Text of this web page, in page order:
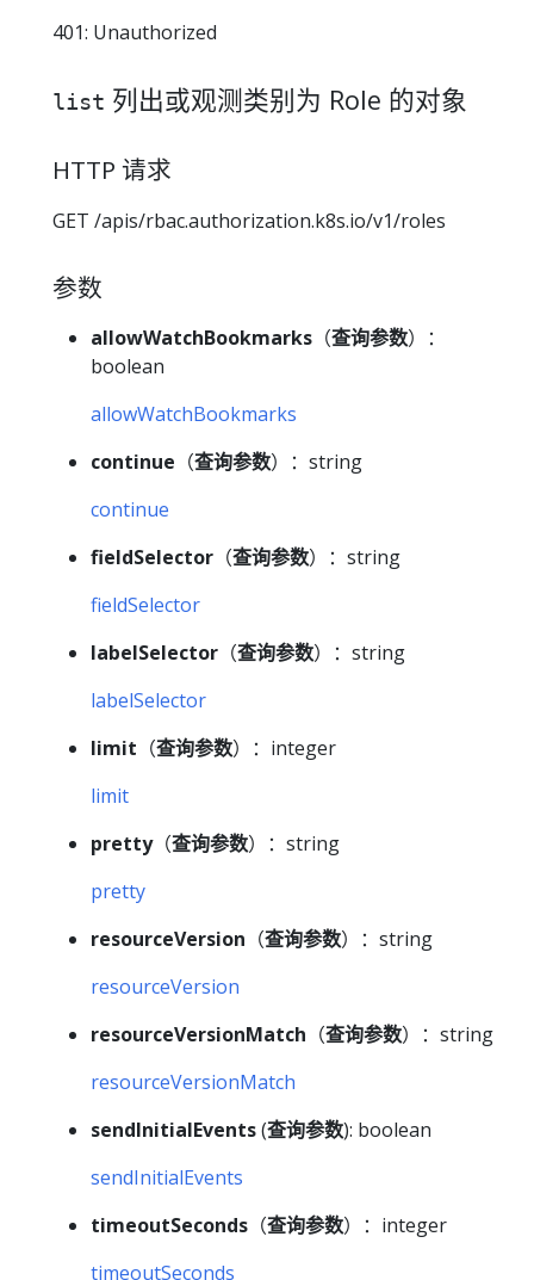
401: Unauthorized
list 列出或观测类别为 Role 的对象
HTTP 请求
GET /apis/rbac.authorization.k8s.io/v1/roles
参数
allowWatchBookmarks （查询参数）：
boolean
allowWatchBookmarks
continue （查询参数）：string
continue
fieldSelector （查询参数）：string
fieldSelector
labelSelector （查询参数）：string
labelSelector
limit （查询参数）：integer
limit
pretty（查询参数）：string
pretty
resourceVersion （查询参数）：string
resourceVersion
resourceVersionMatch （查询参数）：string
resourceVersionMatch
sendInitialEvents(查询参数): boolean
sendInitialEvents
timeoutSeconds （查询参数）：integer
timeoutSeconds